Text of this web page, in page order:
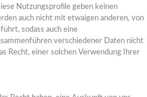
Nutzungsprofile geben keinen
auch nicht mit etwaigen anderen, von
sodass auch eine
verschiedener Daten nicht
Recht, einer solchen Verwendung Ihrer